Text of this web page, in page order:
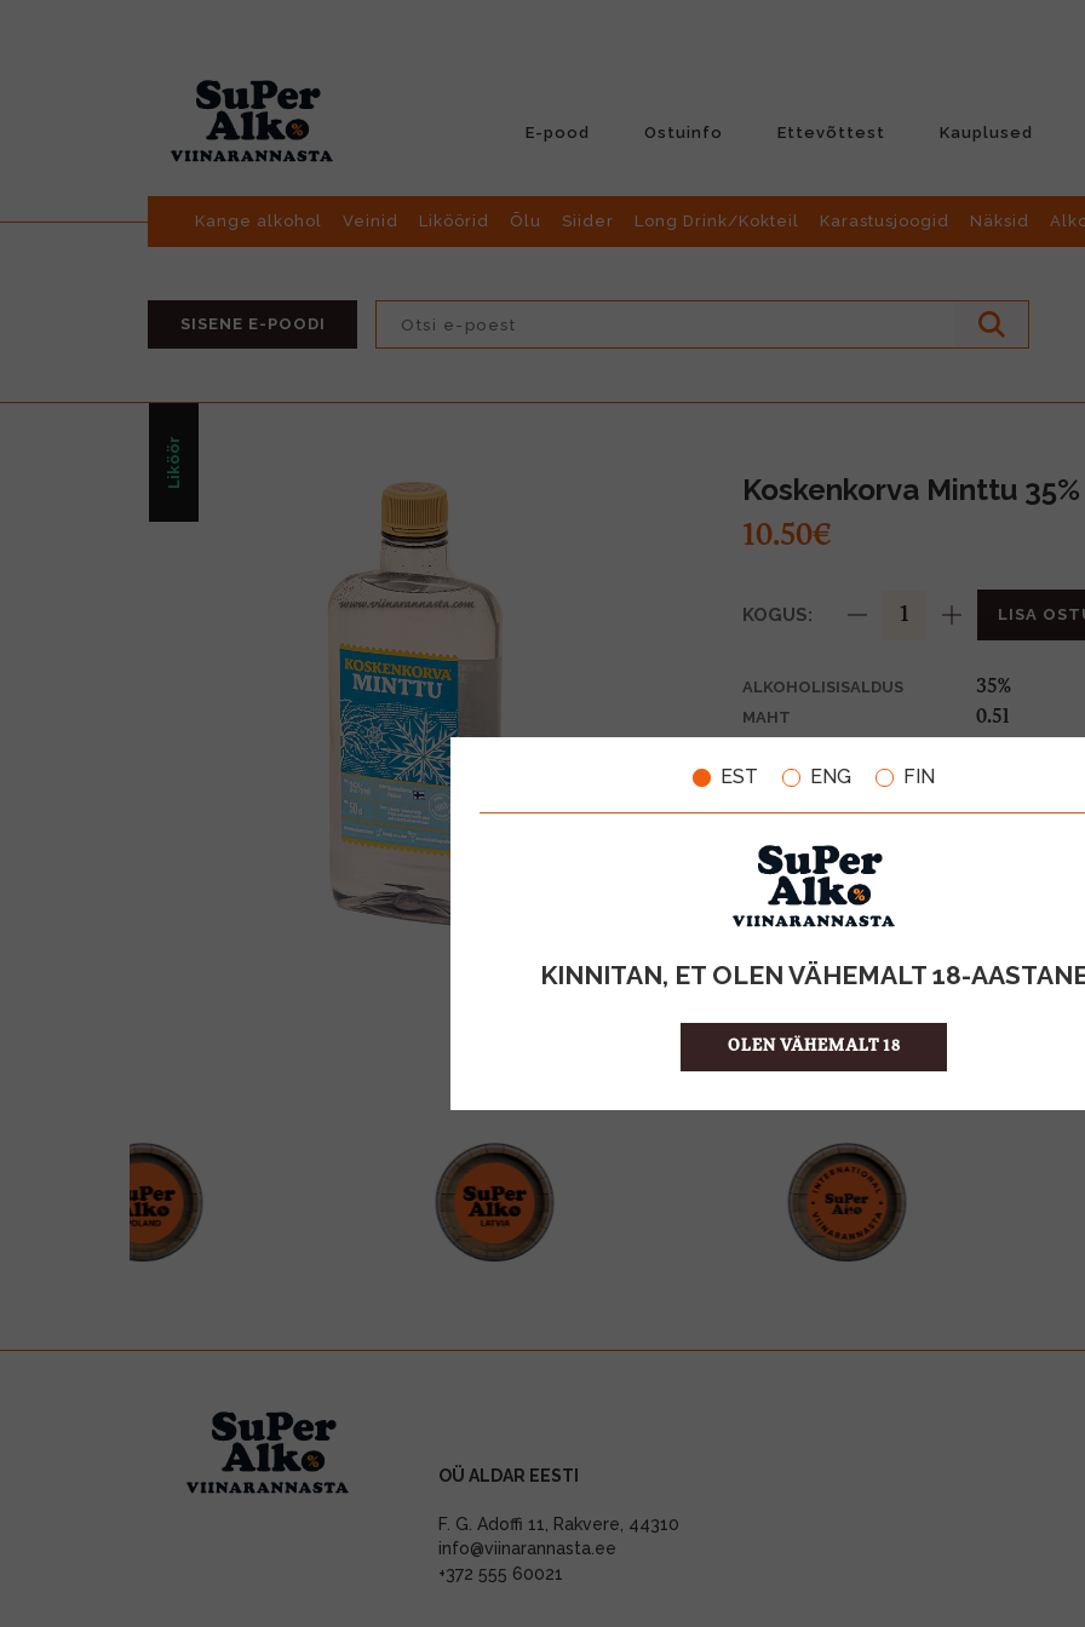
EST ENG FIN
KINNITAN, ET OLEN VÄHEMALT 18-
OLEN VÄHEMALT 18
E-pood Ostuinfo Ettevõttest Kauplused
Kange alkohol Veinid Liköörid Õlu Siider Long Drink/Kokteil Karastusjoogid Näksid
SISENE E-POODI
Liköör
Koskenkorva Minttu
10.50€
KOGUS: LISA
ALKOHOLISISALDUS 35%
MAHT 0.5l
TOOTE LIIK
ÜHIKU HIND
KOGUS KASTIS
OÜ ALDAR EESTI
F. G. Adoffi 11, Rakvere, 44310
info@viinarannasta.ee
+372 555 60021